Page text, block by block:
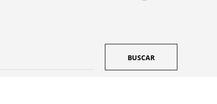
BUSCAR